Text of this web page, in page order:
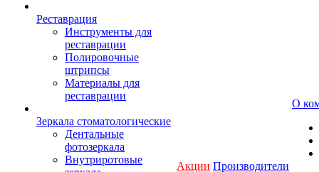
Реставрация
Инструменты для
реставрации
Полировочные
штрипсы
Материалы для
реставрации
Зеркала стоматологические
Дентальные
фотозеркала
Внутриротовые
Акции Производители
О